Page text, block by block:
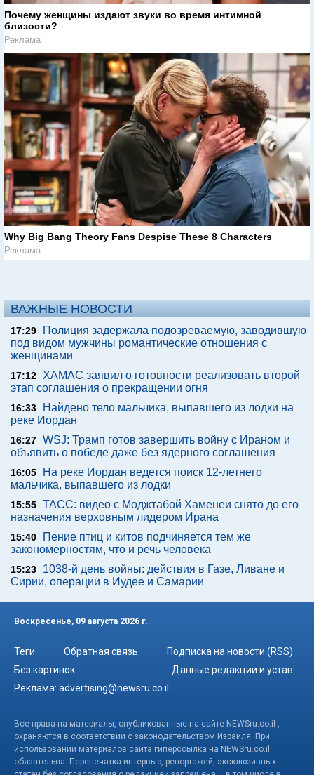
Почему женщины издают звуки во время интимной
близости?
Реклама
Why Big Bang Theory Fans Despise These 8 Characters
Реклама
ВАЖНЫЕ НОВОСТИ
17:29
Полиция задержала подозреваемую, заводившую
под видом мужчины романтические отношения с
женщинами
17:12 ХАМАС заявил о готовности реализовать второй
этап соглашения о прекращении огня
16:33
Найдено тело мальчика, выпавшего из лодки на
реке Иордан
16:27 WSJ: Трамп готов завершить войну с Ираном и
объявить о победе даже без ядерного соглашения
16:05
На реке Иордан ведется поиск 12-летнего
мальчика, выпавшего из лодки
15:55 ТАСС: видео с Моджтабой Хаменеи снято до его
назначения верховным лидером Ирана
15:40
Пение птиц и китов подчиняется тем же
закономерностям, что и речь человека
15:23
1038-й день войны: действия в Газе, Ливане и
Сирии, операции в Иудее и Самарии
Воскресенье, 09 августа 2026 г.
Теги Обратная связь
Подписка на новости (RSS)
Без картинок
Данные редакции и устав
Реклама: advertising@newsru.co.il
Все права на материалы, опубликованные на сайте NEWSru.co.il ,
охраняются в соответствии с законодательством Израиля. При
использовании материалов сайта гиперссылка на NEWSru.co.il
обязательна. Перепечатка интервью, репортажей, эксклюзивных